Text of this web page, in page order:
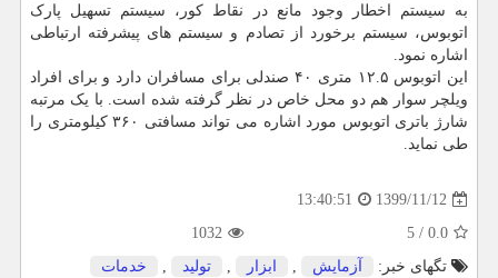
به سیستم اخطار وجود مانع در نقاط کور، سیستم تسهیل پارک
اتوبوس، سیستم برخورد از تصادم و سیستم های پیشرفته ارتباطی
اشاره نمود.
این اتوبوس ۱۲.۵ متری ۴۰ صندلی برای مسافران دارد و برای افراد
ویلچر سوار هم دو محل خاص در نظر گرفته شده است. با یک مرتبه
شارژ باتری اتوبوس مورد اشاره می تواند مسافتی ۳۶۰ کیلومتری را
طی نماید.
1399/11/12
13:40:51
0.0
/
5
1032
تگهای خبر:
آزمایش , ابزار , تولید , خدمات